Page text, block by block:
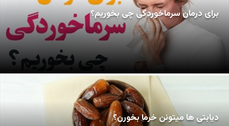
برای درمان سرماخوردگی چی بخوریم؟
دیابتی ها میتونن خرما بخورن؟